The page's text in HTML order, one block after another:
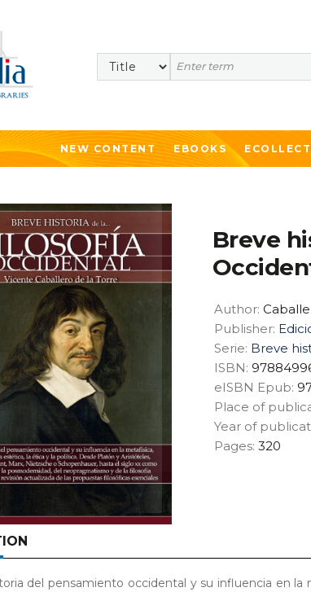
Search
NEW CONTENT EBOOKS
Breve
Author:
Publisher:
Serie: Breve
ISBN:
eISBN Epub:
Place of
Year of
Pages: 320
del pensamiento occidental y su influencia en la